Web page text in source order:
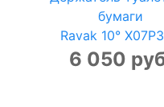
бумаги
Ravak 10°
6 050